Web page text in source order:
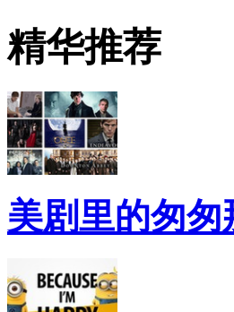
精华推荐
美剧里的匆匆